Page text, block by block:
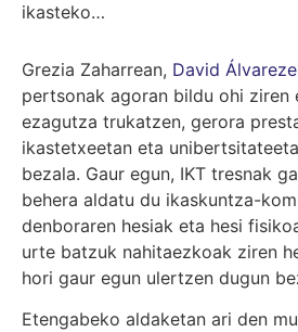
ikasteko…
Grezia Zaharrean, David
pertsonak agoran bildu ohi ziren
ezagutza trukatzen, gerora
ikastetxeetan eta
bezala. Gaur egun, IKT tresnak
behera aldatu du ikaskuntza-
denboraren hesiak eta hesi
urte batzuk nahitaezkoak ziren
hori gaur egun ulertzen dugun
Etengabeko aldaketan ari den